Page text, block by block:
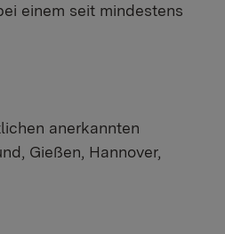
einem seit mindestens
anerkannten
Gießen, Hannover,